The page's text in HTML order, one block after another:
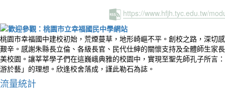
https://www.hfjh.tyc.edu.tw/
桃園市幸福國中建校初始，荒煙蔓草，地形崎嶇不平。創校之路，深切
艱辛。感謝朱縣長立倫、各級長官、民代仕紳的關懷支持及全體師生家
美校園。讓莘莘學子們在這巍峨典雅的校園中，實現至聖先師孔子所言
游於藝」的理想。欣逢校舍落成，謹此勒石為誌。
流量統計